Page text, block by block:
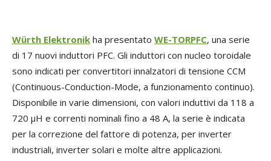
Würth Elektronik ha presentato WE-TORPFC, una serie
di 17 nuovi induttori PFC. Gli induttori con nucleo toroidale
sono indicati per convertitori innalzatori di tensione CCM
(Continuous-Conduction-Mode, a funzionamento continuo).
Disponibile in varie dimensioni, con valori induttivi da 118 a
720 µH e correnti nominali fino a 48 A, la serie è indicata
per la correzione del fattore di potenza, per inverter
industriali, inverter solari e molte altre applicazioni.